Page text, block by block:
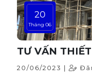
20
Tháng 06
TƯ VẤN
20/06/2023 |